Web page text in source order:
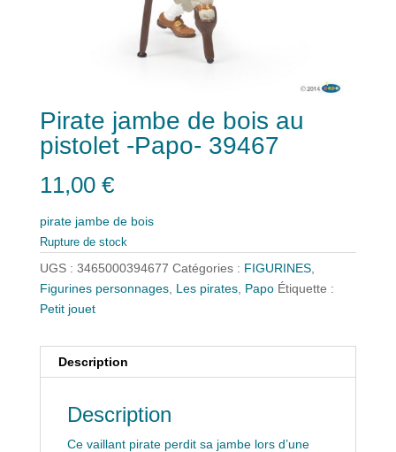
Pirate jambe de bois au
pistolet -Papo- 39467
11,00 €
pirate jambe de bois
Rupture de stock
UGS : 3465000394677 Catégories : FIGURINES,
Figurines personnages, Les pirates, Papo Étiquette :
Petit jouet
Description
Description
Ce vaillant pirate perdit sa jambe lors d’une